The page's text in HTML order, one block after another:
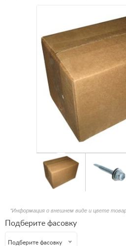
*Информация о внешнем виде и цвете
Подберите фасовку
Подберите фасовку